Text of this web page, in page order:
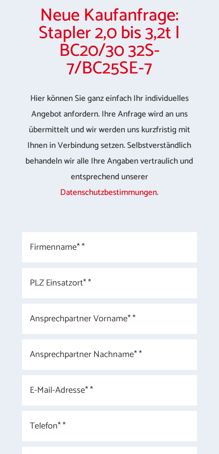
Neue Kaufanfrage:
Stapler 2,0 bis 3,2t |
BC20/30 32S-
7/BC25SE-7
Hier können Sie ganz einfach Ihr individuelles
Angebot anfordern. Ihre Anfrage wird an uns
übermittelt und wir werden uns kurzfristig mit
Ihnen in Verbindung setzen. Selbstverständlich
behandeln wir alle Ihre Angaben vertraulich und
entsprechend unserer
Datenschutzbestimmungen.